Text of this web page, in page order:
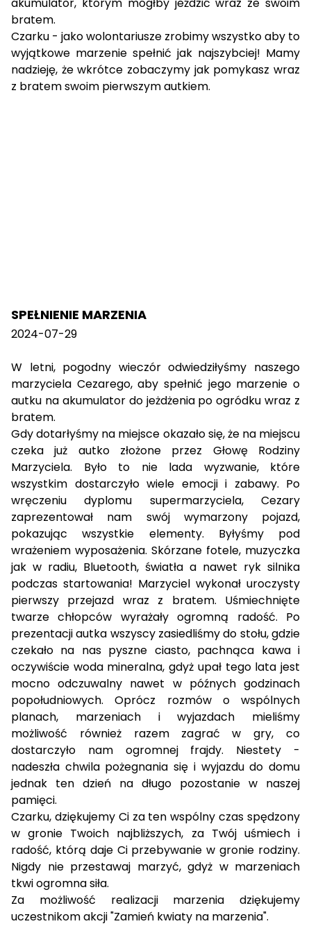
akumulator, którym mógłby jeździć wraz ze swoim
bratem.
Czarku - jako wolontariusze zrobimy wszystko aby to
wyjątkowe marzenie spełnić jak najszybciej! Mamy
nadzieję, że wkrótce zobaczymy jak pomykasz wraz
z bratem swoim pierwszym autkiem.
SPEŁNIENIE MARZENIA
2024-07-29
W letni, pogodny wieczórodwiedziłyśmy naszego
marzyciela Cezarego, aby spełnić jego marzenie o
autku na akumulator do jeżdżenia po ogródku wraz z
bratem.
Gdy dotarłyśmy na miejsce okazało się, że na miejscu
czeka już autko złożone przez Głowę Rodziny
Marzyciela. Było to nie lada wyzwanie, które
wszystkim dostarczyło wiele emocji i zabawy. Po
wręczeniu dyplomu supermarzyciela, Cezary
zaprezentował nam swój wymarzony pojazd,
pokazując wszystkie elementy. Byłyśmy pod
wrażeniem wyposażenia. Skórzane fotele, muzyczka
jak w radiu, Bluetooth, światła a nawet ryk silnika
podczas startowania! Marzyciel wykonał uroczysty
pierwszy przejazd wraz z bratem. Uśmiechnięte
twarze chłopców wyrażały ogromną radość. Po
prezentacji autka wszyscy zasiedliśmy do stołu, gdzie
czekało na nas pyszne ciasto, pachnąca kawa i
oczywiście woda mineralna, gdyż upał tego lata jest
mocno odczuwalny nawet w późnych godzinach
popołudniowych. Oprócz rozmów o wspólnych
planach, marzeniach i wyjazdach mieliśmy
możliwość również razem zagrać w gry, co
dostarczyło nam ogromnej frajdy. Niestety -
nadeszła chwila pożegnania się i wyjazdu do domu
jednak ten dzień na długo pozostanie w naszej
pamięci.
Czarku, dziękujemy Ci za ten wspólny czas spędzony
w gronie Twoich najbliższych, za Twój uśmiech i
radość, którą daje Ci przebywanie w gronie rodziny.
Nigdy nie przestawaj marzyć, gdyż w marzeniach
tkwi ogromna siła.
Za możliwość realizacji marzenia dziękujemy
uczestnikom akcji "Zamień kwiaty na marzenia".